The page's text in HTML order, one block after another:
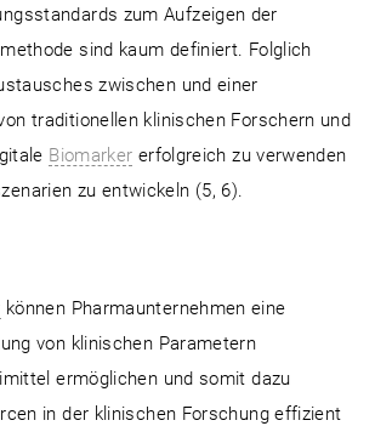
zum Aufzeigen der
sind kaum definiert. Folglich
zwischen und einer
traditionellen klinischen Forschern und
Biomarker erfolgreich zu verwenden
zu entwickeln (5, 6).
können Pharmaunternehmen eine
von klinischen Parametern
ermöglichen und somit dazu
in der klinischen Forschung effizient